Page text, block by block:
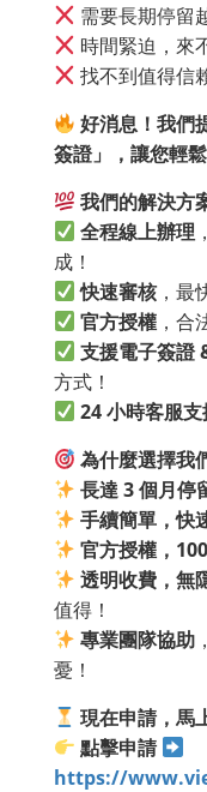
需要長期停留
時間緊迫，來
找不到值得信
好消息！我們
簽證」，讓您輕
我們的解決方
全程線上辦理
成！
快速審核，最
官方授權 ，合
支援電子簽證
方式！
24小時客服支
為什麼選擇我
長達 3個月停
手續簡單，快
官方授權，
透明收費，無
值得！
專業團隊協助
憂！
現在申請，馬
點擊申請
https://